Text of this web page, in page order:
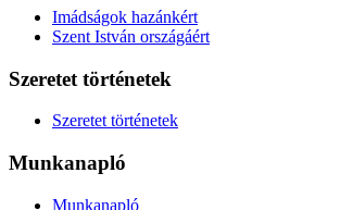
Imádságok hazánkért
Szent István országáért
Szeretet történetek
Szeretet történetek
Munkanapló
Munkanapló